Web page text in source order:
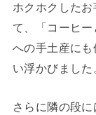
ホクホクした
て、「コーヒ
への手土産に
い浮かびました
さらに隣の段